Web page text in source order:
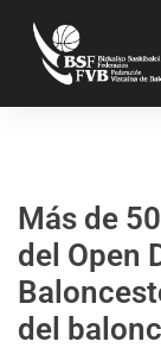
Más de
del Open
del